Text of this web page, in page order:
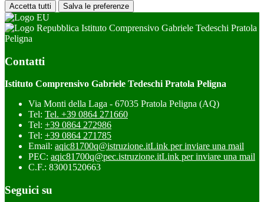
Accetta tutti Salva le preferenze
Istituto Comprensivo Gabriele Tedeschi Pratola
Peligna
Contatti
Istituto Comprensivo Gabriele Tedeschi Pratola Peligna
Via Monti della Laga - 67035 Pratola Peligna (AQ)
Tel: Tel. +39 0864 271660
Tel: +39 0864 272986
Tel: +39 0864 271785
Email: aqic81700q@istruzione.itLink per inviare una mail
PEC: aqic81700q@pec.istruzione.itLink per inviare una mail
C.F.: 83001520663
Seguici su